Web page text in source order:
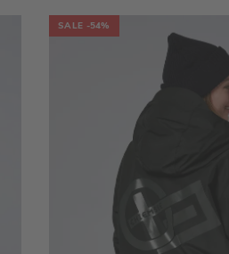
SALE -54%